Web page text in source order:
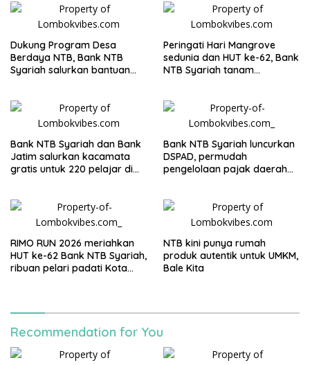
Dukung Program Desa
Berdaya NTB, Bank NTB
Syariah salurkan bantuan
Peringati Hari Mangrove
sedunia dan HUT ke-62, Bank
NTB Syariah tanam
Bank NTB Syariah dan Bank
Jatim salurkan kacamata
gratis untuk 220 pelajar di
Bank NTB Syariah luncurkan
DSPAD, permudah
pengelolaan pajak daerah
RIMO RUN 2026 meriahkan
HUT ke-62 Bank NTB Syariah,
ribuan pelari padati Kota
NTB kini punya rumah
produk autentik untuk UMKM,
Bale Kita
Recommendation for You